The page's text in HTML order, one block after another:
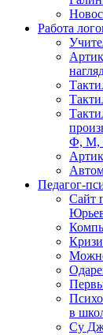
Работа
Ф, М,
Педагог-
Сайт
в
Су